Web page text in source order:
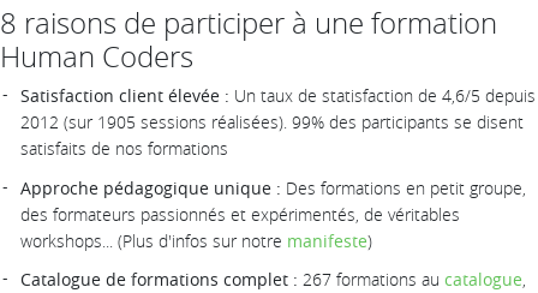
8 raisons de participer à une formation
Human Coders
Satisfaction client élevée : Un taux de statisfaction de 4,6/5 depuis
2012 (sur 1905 sessions réalisées). 99% des participants se disent
satisfaits de nos formations
Approche pédagogique unique : Des formations en petit groupe,
des formateurs passionnés et expérimentés, de véritables
workshops... (Plus d'infos sur notre manifeste)
Catalogue de formations complet : 267 formations au catalogue,